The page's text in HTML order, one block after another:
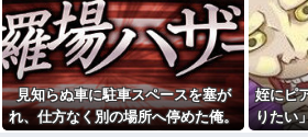
【画像】恋する女さん、ネッ
ト民が驚愕する大変身を遂げて
しまう←コレは凄過ぎるw w w
w w w w w
【動画】御当地アイドルだっ
た頃の今田美桜、ガチのマジで
可愛くてワイらをびびらせまく
ってしまうw w w w w w w w
括で
これ
タなん
【修
インし
理由が
小３
友人と
見知らぬ車に駐車スペースを塞が
れ、仕方なく別の場所へ停めた俺。
姪にピ
りたい